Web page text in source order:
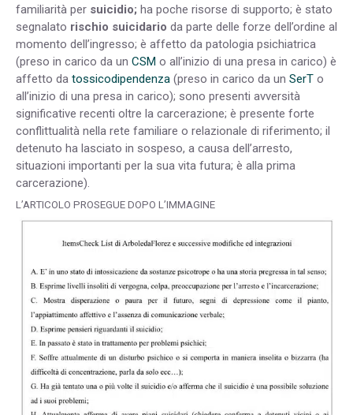
familiarità per suicidio; ha poche risorse di supporto; è stato
segnalato rischio suicidario da parte delle forze dell’ordine al
momento dell’ingresso; è affetto da patologia psichiatrica
(preso in carico da un CSM o all’inizio di una presa in carico) è
affetto da tossicodipendenza (preso in carico da un SerT o
all’inizio di una presa in carico); sono presenti avversità
significative recenti oltre la carcerazione; è presente forte
conflittualità nella rete familiare o relazionale di riferimento; il
detenuto ha lasciato in sospeso, a causa dell’arresto,
situazioni importanti per la sua vita futura; è alla prima
carcerazione).
L’ARTICOLO PROSEGUE DOPO L’IMMAGINE